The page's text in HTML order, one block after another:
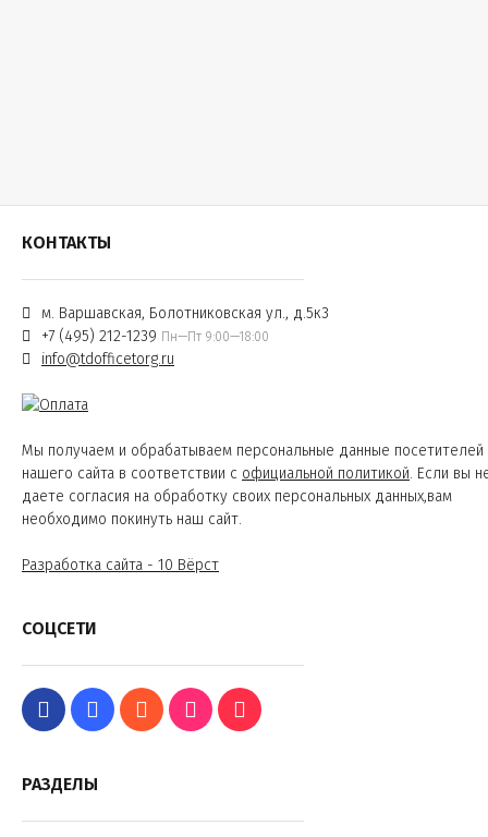
КОНТАКТЫ
м. Варшавская, Болотниковская ул., д.5к3
+7 (495) 212-1239 Пн—Пт 9:00—18:00
info@tdofficetorg.ru
Мы получаем и обрабатываем персональные данные посетителей
нашего сайта в соответствии с официальной политикой. Если вы
даете согласия на обработку своих персональных данных,вам
необходимо покинуть наш сайт.
Разработка сайта - 10 Вёрст
СОЦСЕТИ
РАЗДЕЛЫ